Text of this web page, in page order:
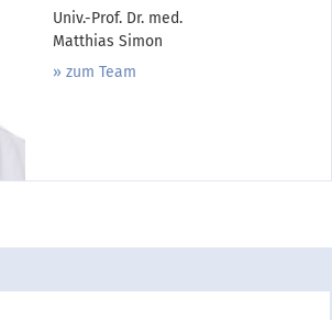
Univ.-Prof. Dr. med.
Matthias Simon
zum Team